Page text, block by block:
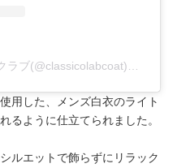
用した、メンズ白衣のライト
るように仕立てられました。
ルエットで飾らずにリラック